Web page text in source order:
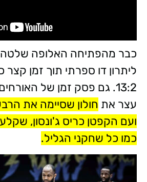
כבר מהפתיחה האלופה
ליתרון דו ספרתי תוך זמן
13:2. גם פסק זמן של
עצר את
ועם הקפטן כריס ג'ונסון,
כמו כל שחקני הגליל.